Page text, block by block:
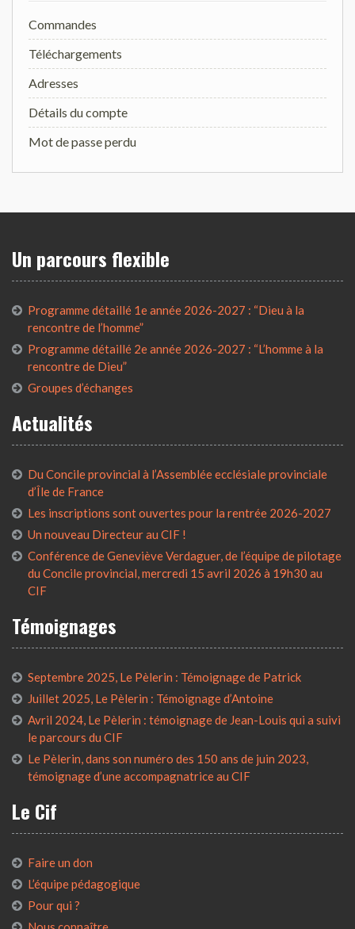
Commandes
Téléchargements
Adresses
Détails du compte
Mot de passe perdu
Un parcours flexible
Programme détaillé 1e année 2026-2027 : “Dieu à la
rencontre de l’homme”
Programme détaillé 2e année 2026-2027 : “L’homme à la
rencontre de Dieu”
Groupes d’échanges
Actualités
Du Concile provincial à l’Assemblée ecclésiale provinciale
d’Île de France
Les inscriptions sont ouvertes pour la rentrée 2026-2027
Un nouveau Directeur au CIF !
Conférence de Geneviève Verdaguer, de l’équipe de pilotage
du Concile provincial, mercredi 15 avril 2026 à 19h30 au
CIF
Témoignages
Septembre 2025, Le Pèlerin : Témoignage de Patrick
Juillet 2025, Le Pèlerin : Témoignage d’Antoine
Avril 2024, Le Pèlerin : témoignage de Jean-Louis qui a suivi
le parcours du CIF
Le Pèlerin, dans son numéro des 150 ans de juin 2023,
témoignage d’une accompagnatrice au CIF
Le Cif
Faire un don
L’équipe pédagogique
Pour qui ?